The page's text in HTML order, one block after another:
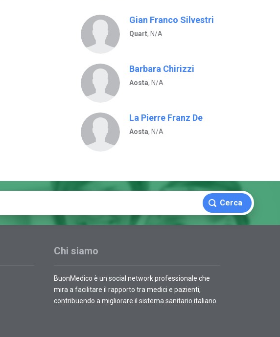
Gian Franco Silvestri
Quart, N/A
Barbara Chirizzi
Aosta, N/A
La Pierre Franz De
Aosta, N/A
Cerca
Chi siamo
BuonMedico è un social network professionale che
mira a facilitare il rapporto tra medici e pazienti,
contribuendo a migliorare il sistema sanitario italiano.